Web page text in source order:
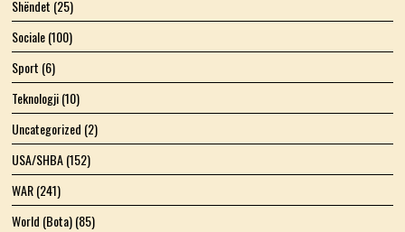
Shëndet (25)
Sociale(100)
Sport (6)
Teknologji(10)
Uncategorized (2)
USA/SHBA(152)
WAR(241)
World (Bota)(85)